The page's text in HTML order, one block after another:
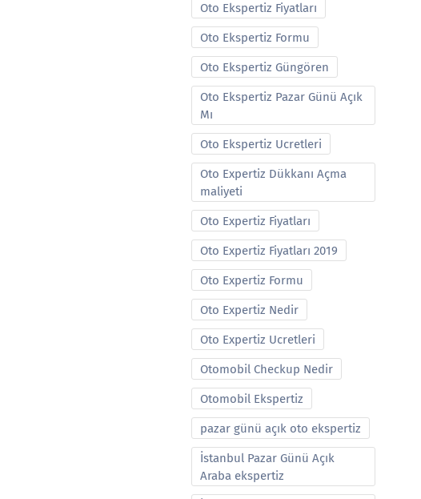
Oto Ekspertiz Fiyatları
Oto Ekspertiz Formu
Oto Ekspertiz Güngören
Oto Ekspertiz Pazar Günü Açık
Mı
Oto Ekspertiz Ucretleri
Oto Expertiz Dükkanı Açma
maliyeti
Oto Expertiz Fiyatları
Oto Expertiz Fiyatları 2019
Oto Expertiz Formu
Oto Expertiz Nedir
Oto Expertiz Ucretleri
Otomobil Checkup Nedir
Otomobil Ekspertiz
pazar günü açık oto ekspertiz
İstanbul Pazar Günü Açık
Araba ekspertiz